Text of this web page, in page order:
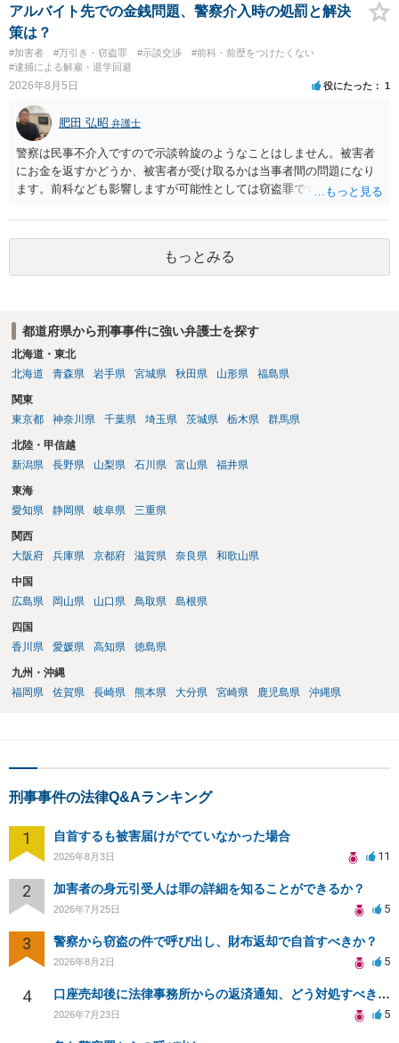
着や胸など強調したものではありません。」とありますが、少なくと
も捜査段階では性的姿態等撮影罪の被疑事実で逮捕勾留されるケース
が私の弁護経験では多くなった印象です（最終的には不起訴ないし各
都道府県の迷惑防止条例違反になることもあります）。2度としないこ
とをお勧めいたします。ご参考にしてください。
アルバイト先での金銭問題、警察介入時の処罰と解決
策は？
#加害者 #万引き・窃盗罪 #示談交渉
#前科・前歴をつけたくない
#逮捕による解雇・退学回避
2026年8月5日 役にたった 1
肥田 弘昭 弁護士
警察は民事不介入ですので示談斡旋のようなことはしません。被害者
にお金を返すかどうか、被害者が受け取るかは当事者間の問題になり
ます。前科なども影響しますが可能性としては窃盗罪ですので、逮捕
もっとみる
都道府県から刑事事件に強い弁護士を探す
北海道・東北
北海道
青森県 岩手県 宮城県 秋田県 山形県 福島県
関東
東京都
神奈川県 千葉県 埼玉県 茨城県 栃木県 群馬県
北陸・甲信越
新潟県
長野県 山梨県 石川県 富山県 福井県
東海
愛知県
静岡県 岐阜県 三重県
関西
大阪府
兵庫県 京都府 滋賀県 奈良県 和歌山県
中国
広島県
岡山県 山口県 鳥取県 島根県
四国
香川県
愛媛県 高知県 徳島県
九州・沖縄
福岡県
佐賀県 長崎県 熊本県 大分県 宮崎県 鹿児島県 沖縄県
刑事事件の法律Q&Aランキング
1 自首するも被害届けがでていなかった場合
2026年8月3日 11
2 加害者の身元引受人は罪の詳細を知ることができるか？
2026年7月25日 5
3 警察から窃盗の件で呼び出し、財布返却で自首すべきか？
2026年8月2日 5
4 口座売却後に法律事務所からの返済通知、どう対処すべきか？
2026年7月23日 5